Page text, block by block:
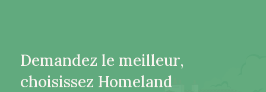
Demandez le meilleur,
choisissez Homeland